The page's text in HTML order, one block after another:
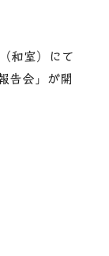
和室）にて
告会」が開